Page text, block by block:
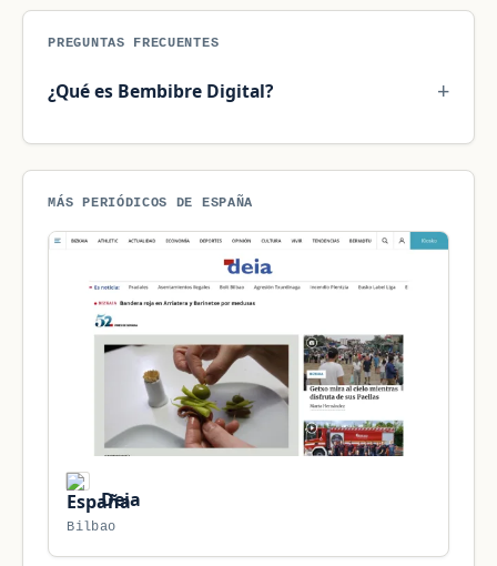
PREGUNTAS FRECUENTES
¿Qué es Bembibre Digital?
MÁS PERIÓDICOS DE ESPAÑA
Deia
Bilbao